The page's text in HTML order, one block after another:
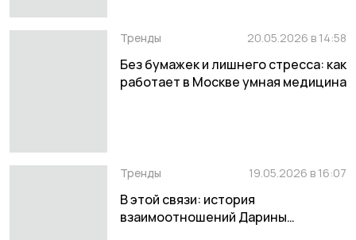
Тренды 20.05.2026 в 14:58
Без бумажек и лишнего стресса: как
работает в Москве умная медицина
Тренды 19.05.2026 в 16:07
В этой связи: история
взаимоотношений Дарины